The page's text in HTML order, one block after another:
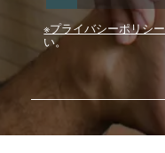
※プライバシーポリシー
い。